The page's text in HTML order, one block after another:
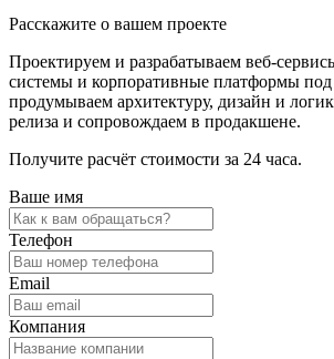
Расскажите о вашем проекте
Проектируем и разрабатываем веб-
системы и корпоративные платформы
продумываем архитектуру, дизайн и
релиза и сопровождаем в продакшене.
Получите расчёт стоимости за 24 часа.
Ваше имя
Телефон
Email
Компания